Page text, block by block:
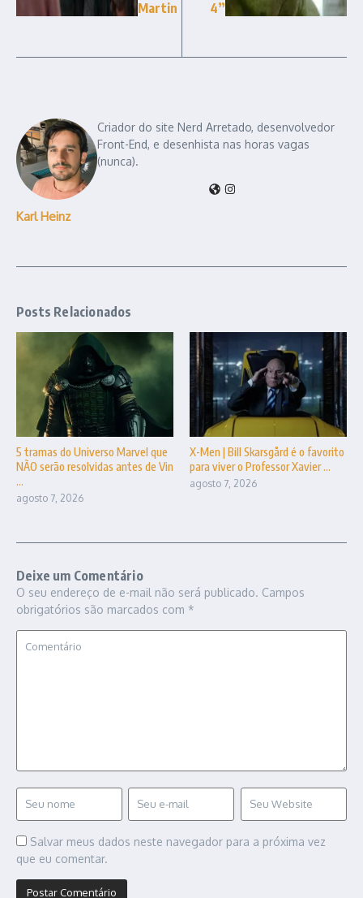
Martin 4”
Karl Heinz
Criador do site Nerd Arretado, desenvolvedor
Front-End, e desenhista nas horas vagas
(nunca).
Posts Relacionados
5 tramas do Universo Marvel que
NÃO serão resolvidas antes de Vin
...
agosto 7, 2026
X-Men | Bill Skarsgård é o favorito
para viver o Professor Xavier ...
agosto 7, 2026
Deixe um Comentário
O seu endereço de e-mail não será publicado. Campos
obrigatórios são marcados com *
Salvar meus dados neste navegador para a próxima vez
que eu comentar.